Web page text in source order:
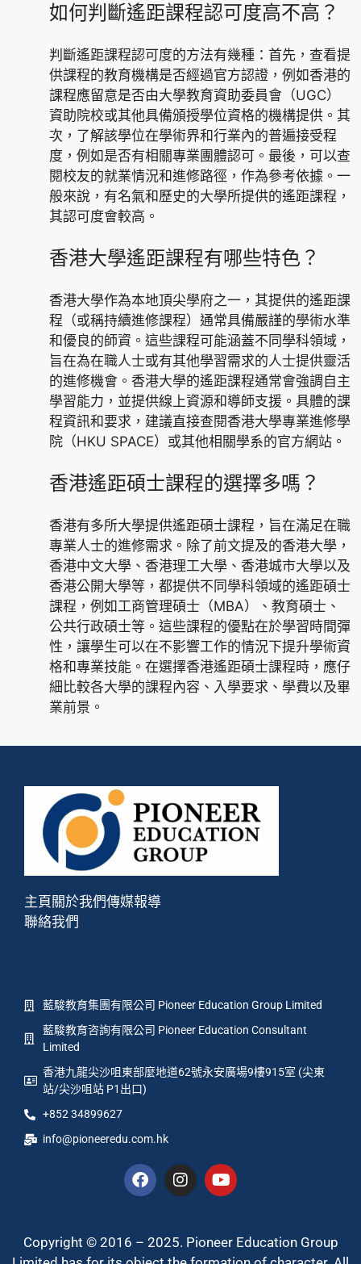
如何判斷遙距課程認可度高不高？
判斷遙距課程認可度的方法有幾種：首先，查看提
供課程的教育機構是否經過官方認證，例如香港的
課程應留意是否由大學教育資助委員會（UGC）
資助院校或其他具備頒授學位資格的機構提供。其
次，了解該學位在學術界和行業內的普遍接受程
度，例如是否有相關專業團體認可。最後，可以查
閱校友的就業情況和進修路徑，作為參考依據。一
般來說，有名氣和歷史的大學所提供的遙距課程，
其認可度會較高。
香港大學遙距課程有哪些特色？
香港大學作為本地頂尖學府之一，其提供的遙距課
程（或稱持續進修課程）通常具備嚴謹的學術水準
和優良的師資。這些課程可能涵蓋不同學科領域，
旨在為在職人士或有其他學習需求的人士提供靈活
的進修機會。香港大學的遙距課程通常會強調自主
學習能力，並提供線上資源和導師支援。具體的課
程資訊和要求，建議直接查閱香港大學專業進修學
院（HKU SPACE）或其他相關學系的官方網站。
香港遙距碩士課程的選擇多嗎？
香港有多所大學提供遙距碩士課程，旨在滿足在職
專業人士的進修需求。除了前文提及的香港大學，
香港中文大學、香港理工大學、香港城市大學以及
香港公開大學等，都提供不同學科領域的遙距碩士
課程，例如工商管理碩士（MBA）、教育碩士、
公共行政碩士等。這些課程的優點在於學習時間彈
性，讓學生可以在不影響工作的情況下提升學術資
格和專業技能。在選擇香港遙距碩士課程時，應仔
細比較各大學的課程內容、入學要求、學費以及畢
業前景。
主頁關於我們傳媒報導
聯絡我們
藍駿教育集團有限公司 Pioneer Education Group Limited
藍駿教育咨詢有限公司 Pioneer Education Consultant
Limited
香港九龍尖沙咀東部麼地道62號永安廣場9樓915室 (尖東
站/尖沙咀站 P1出口)
+852 34899627
info@pioneeredu.com.hk
Copyright © 2016 – 2025. Pioneer Education Group